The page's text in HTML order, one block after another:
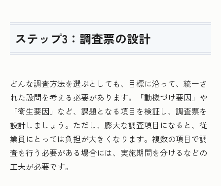
ステップ3：調査票の設計
どんな調査方法を選ぶとしても、目標に沿って、統一さ
れた設問を考える必要があります。「動機づけ要因」や
「衛生要因」など、課題となる項目を検証し、調査票を
設計しましょう。ただし、膨大な調査項目になると、従
業員にとっては負担が大きくなります。複数の項目で調
査を行う必要がある場合には、実施期間を分けるなどの
工夫が必要です。